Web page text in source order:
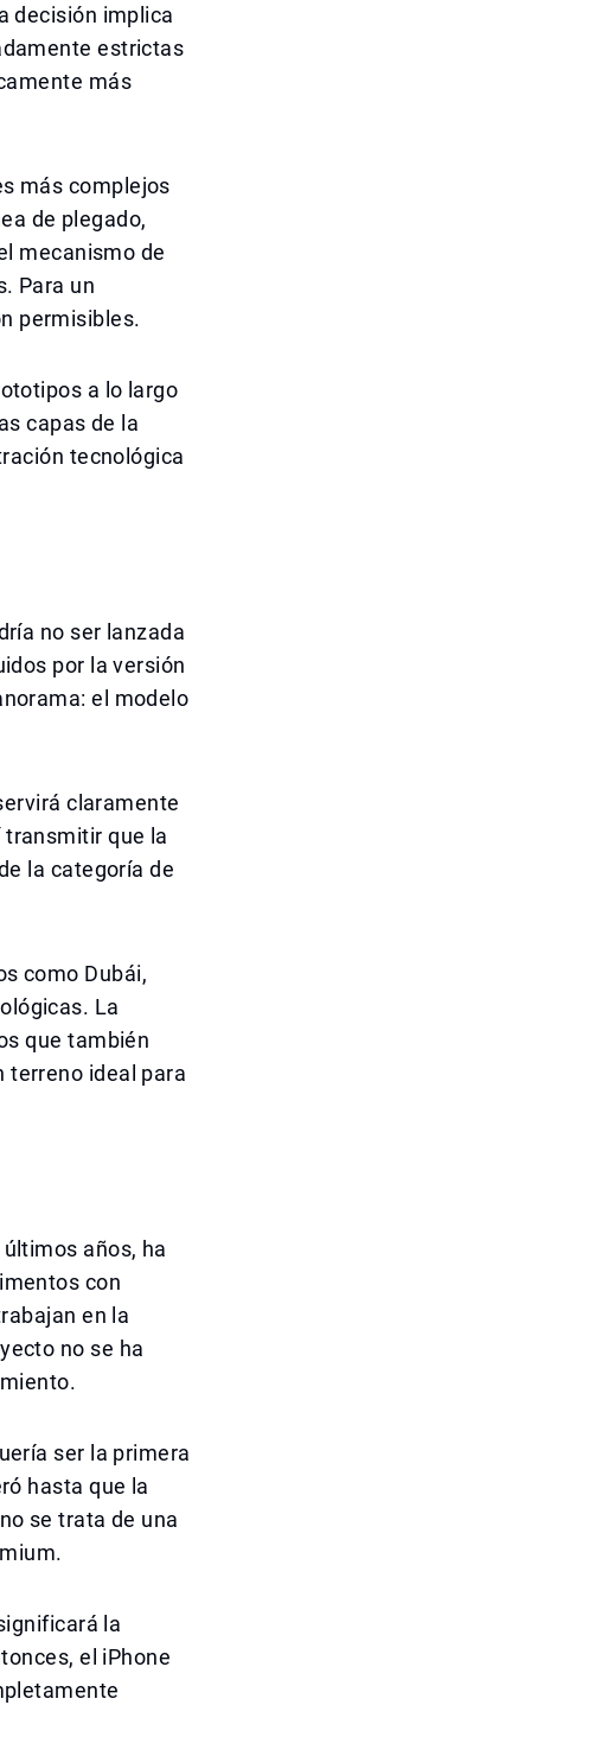
decisión implica
estrictas
más
más complejos
de plegado,
mecanismo de
Para un
permisibles.
a lo largo
capas de la
tecnológica
no ser lanzada
por la versión
el modelo
claramente
que la
la categoría de
como Dubái,
La
que también
terreno ideal para
años, ha
con
en la
no se ha
ser la primera
hasta que la
se trata de una
la
el iPhone